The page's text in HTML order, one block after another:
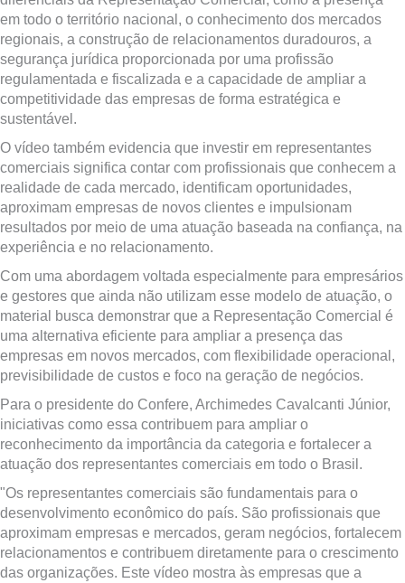
em todo o território nacional, o conhecimento dos mercados
regionais, a construção de relacionamentos duradouros, a
segurança jurídica proporcionada por uma profissão
regulamentada e fiscalizada e a capacidade de ampliar a
competitividade das empresas de forma estratégica e
sustentável.
O vídeo também evidencia que investir em representantes
comerciais significa contar com profissionais que conhecem a
realidade de cada mercado, identificam oportunidades,
aproximam empresas de novos clientes e impulsionam
resultados por meio de uma atuação baseada na confiança, na
experiência e no relacionamento.
Com uma abordagem voltada especialmente para empresários
e gestores que ainda não utilizam esse modelo de atuação, o
material busca demonstrar que a Representação Comercial é
uma alternativa eficiente para ampliar a presença das
empresas em novos mercados, com flexibilidade operacional,
previsibilidade de custos e foco na geração de negócios.
Para o presidente do Confere, Archimedes Cavalcanti Júnior,
iniciativas como essa contribuem para ampliar o
reconhecimento da importância da categoria e fortalecer a
atuação dos representantes comerciais em todo o Brasil.
"Os representantes comerciais são fundamentais para o
desenvolvimento econômico do país. São profissionais que
aproximam empresas e mercados, geram negócios, fortalecem
relacionamentos e contribuem diretamente para o crescimento
das organizações. Este vídeo mostra às empresas que a